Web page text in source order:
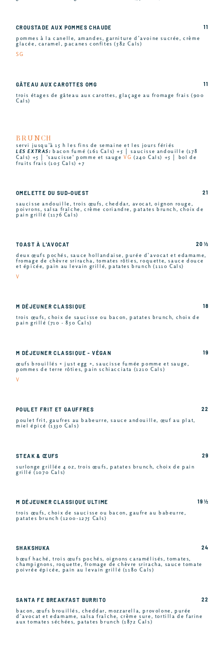
CROUSTADE AUX POMMES CHAUDE
pommes à la canelle, amandes, garniture d’avoine sucrée, crème
glacée, caramel, pacanes confites (582 Cals)
SG
11
GÂTEAU AUX CAROTTES OMG
trois étages de gâteau aux carottes, glaçage au fromage frais (900
Cals)
11
BRUNCH
servi jusqu'à 15 h les fins de semaine et les jours fériés
LES EXTRAS: bacon fumé (161 Cals) +5 │ saucisse andouille (178
Cals) +5 │ 'saucisse' pomme et saugeVG (240 Cals) +5 │ bol de
fruits frais (105 Cals) +7
OMELETTE DU SUD-OUEST
saucisse andouille, trois œufs, cheddar, avocat, oignon rouge,
poivrons, salsa fraîche, crème coriandre, patates brunch, choix de
pain grillé (1176 Cals)
21
TOAST À L'AVOCAT
deux œufs pochés, sauce hollandaise, purée d’avocat et edamame,
fromage de chèvre sriracha, tomates rôties, roquette, sauce douce
et épicée, pain au levain grillé, patates brunch (1110 Cals)
V
20 ½
M DÉJEUNER CLASSIQUE
trois œufs, choix de saucisse ou bacon, patates brunch, choix de
pain grillé (710 - 850 Cals)
18
M DÉJEUNER CLASSIQUE - VÉGAN
œufs brouillés « just egg », saucisse fumée pomme et sauge,
pommes de terre rôties, pain schiacciata (1210 Cals)
V
19
POULET FRIT ET GAUFFRES
poulet frit, gaufres au babeurre, sauce andouille, œuf au plat,
miel épicé (1330 Cals)
22
STEAK & ŒUFS
surlonge grillée 4 oz, trois œufs, patates brunch, choix de pain
grillé (1070 Cals)
29
M DÉJEUNER CLASSIQUE ULTIME
trois œufs, choix de saucisse ou bacon, gaufre au babeurre,
patates brunch (1200-1275 Cals)
19 ½
SHAKSHUKA
bœuf haché, trois œufs pochés, oignons caramélisés, tomates,
champignons, roquette, fromage de chèvre sriracha, sauce tomate
poivrée épicée, pain au levain grillé (1180 Cals)
24
SANTA FE BREAKFAST BURRITO
bacon, œufs brouillés, cheddar, mozzarella, provolone, purée
d’avocat et edamame, salsa fraîche, crème sure, tortilla de farine
aux tomates séchées, patates brunch (1872 Cals)
22